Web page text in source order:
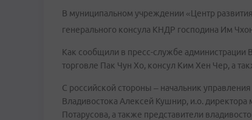
В муниципальном учреждении «Центр
генерального консула КНДР господина Им
Как сообщили в пресс-службе администрации
торговле Пак Чун Хо, консул Ким Хен Чер, а
С российской стороны – начальник
Владивостока Алексей Кушнир, и.о. директора
Потарусова, а также представители